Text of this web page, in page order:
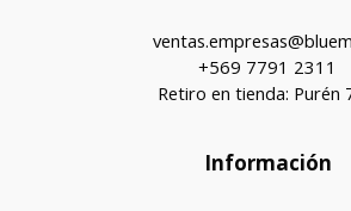
+569 7791 2311
Retiro en tienda: Purén
Información